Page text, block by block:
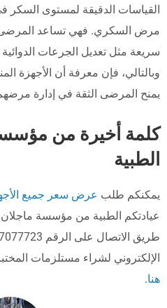
القياسات الدقيقة لمستوى السكر
مرض السكري. فهي تساعد المرضى
سريعة مثل تعديل الجرعات الدوائية
وبالتالي، فإن معرفة أن الأجهزة
يمنح المرضى الثقة في إدارة
كلمة أخيرة من
الطبية
يمكنكم طلب عرض سعر جميع
عيادتكم الطبية من مؤسسة ماجلان
الإلكتروني لشراء مستلزمات
هنا.